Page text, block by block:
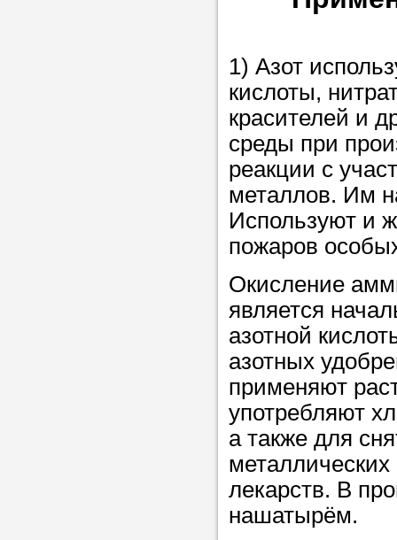
репетитора
Совет 1.
упростить
достаточно
нам, и
репетитора,
максимально
ваши
Мы
советам,
репетитора
1) Азот
кислоты,
красителей и
среды при
реакции с
металлов. Им
Используют и
пожаров
Окисление
является
азотной
азотных
применяют
употребляют
а также для
лекарств. В
нашатырём.